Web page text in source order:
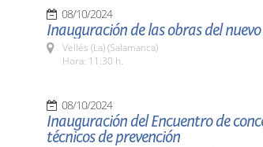
08/10/2024
Inauguración de las obras del
Vellés (La) (Salamanca)
Hora: 11:30 h.
08/10/2024
Inauguración del Encuentro de
técnicos de prevención